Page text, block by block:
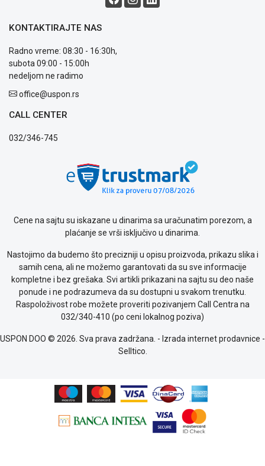
Politika
Politika
o
kolačićima
garancije
OUTLET
WEB
KONTAKTIRAJTE NAS
Radno vreme: 08:30 - 16:30h,
subota 09:00 - 15:00h
nedeljom ne radimo
office@uspon.rs
CALL CENTER
032/346-745
Cene na sajtu su iskazane u dinarima sa uračunatim porezom, a
plaćanje se vrši isključivo u dinarima.
Nastojimo da budemo što precizniji u opisu proizvoda, prikazu slika i
samih cena, ali ne možemo garantovati da su sve informacije
kompletne i bez grešaka. Svi artikli prikazani na sajtu su deo naše
ponude i ne podrazumeva da su dostupni u svakom trenutku.
Raspoloživost robe možete proveriti pozivanjem Call Centra na
032/340-410 (po ceni lokalnog poziva)
USPON DOO © 2026. Sva prava zadržana. - Izrada internet prodavnice -
Selltico.